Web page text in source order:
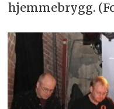
hjemmebrygg.